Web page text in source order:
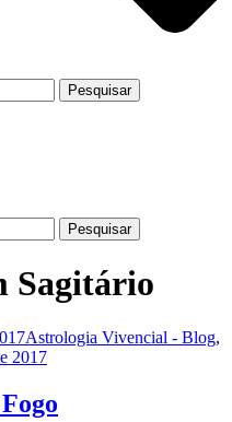
Sagitário
Astrologia Vivencial - Blog,
2017